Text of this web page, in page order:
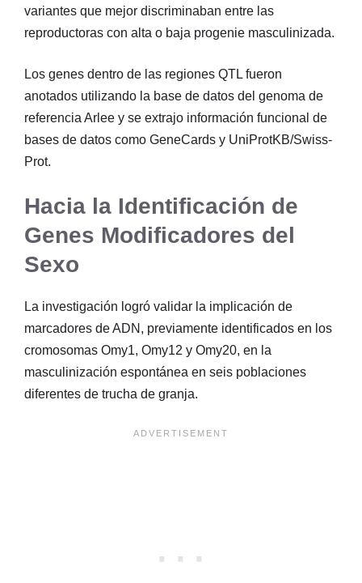
variantes que mejor discriminaban entre las
reproductoras con alta o baja progenie masculinizada.
Los genes dentro de las regiones QTL fueron
anotados utilizando la base de datos del genoma de
referencia Arlee y se extrajo información funcional de
bases de datos como GeneCards y UniProtKB/Swiss-
Prot.
Hacia la Identificación de
Genes Modificadores del
Sexo
La investigación logró validar la implicación de
marcadores de ADN, previamente identificados en los
cromosomas Omy1, Omy12 y Omy20, en la
masculinización espontánea en seis poblaciones
diferentes de trucha de granja.